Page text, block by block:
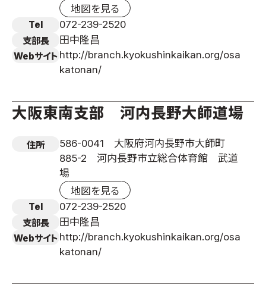
地図を見る
Tel 072-239-2520
支部長 田中隆昌
Webサイト http://branch.kyokushinkaikan.org/osa
katonan/
大阪東南支部 河内長野大師道場
住所
586-0041 大阪府河内長野市大師町
885-2 河内長野市立総合体育館 武道
場
地図を見る
Tel 072-239-2520
支部長 田中隆昌
Webサイト http://branch.kyokushinkaikan.org/osa
katonan/